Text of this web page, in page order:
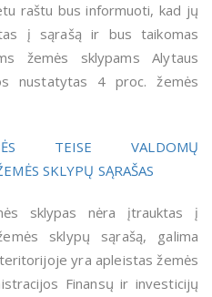
raštu bus informuoti, kad jų
į sąrašą ir bus taikomas
žemės sklypams Alytaus
nustatytas 4 proc. žemės
TEISE VALDOMŲ
SKLYPŲ SĄRAŠAS
sklypas nėra įtrauktas į
sklypų sąrašą, galima
yra apleistas žemės
Finansų ir investicijų